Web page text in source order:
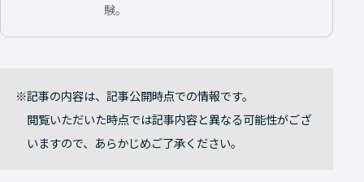
験。
記事の内容は、記事公開時点での情報です。
閲覧いただいた時点では記事内容と異なる可能性がござ
いますので、あらかじめご了承ください。